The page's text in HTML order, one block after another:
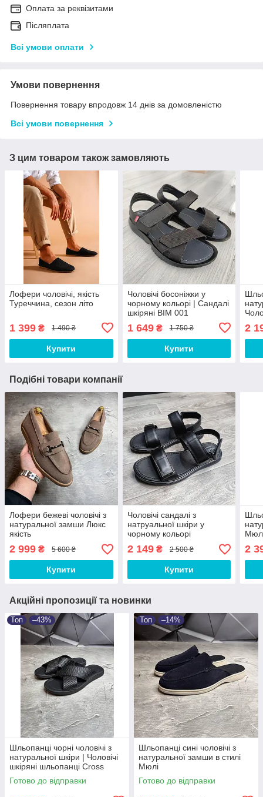
Оплата за реквізитами
Післяплата
Всі умови оплати
Умови повернення
Повернення товару впродовж 14 днів за домовленістю
Всі умови повернення
З цим товаром також замовляють
Лофери чоловічі, якість
Туреччина, сезон літо
1 399 ₴ 1 490 ₴
Купити
Чоловічі босоніжки у
чорному кольорі | Сандалі
шкіряні BIM 001
1 649₴ 1 750 ₴
Купити
2
Подібні товари компанії
Лофери бежеві чоловічі з
натуральної замши Люкс
якість
2 999 ₴ 5 600 ₴
Купити
Чоловічі сандалі з
натруальної шкіри у
чорному кольорі
2 149₴ 2 500 ₴
Купити
2
Акційні пропозиції та новинки
Топ –43%
Шльопанці чорні чоловічі з
натуральної шкіри | Чоловічі
шкіряні шльопанці Cross
Готово до відправки
Топ –14%
Шльопанці сині чоловічі з
натуральної замши в стилі
Мюлі
Готово до відправки